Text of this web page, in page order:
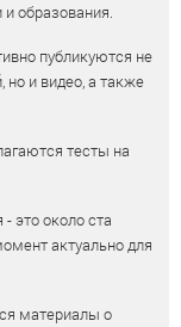
и образования.
публикуются не
и видео, а также
тесты на
это около ста
актуально для
материалы о